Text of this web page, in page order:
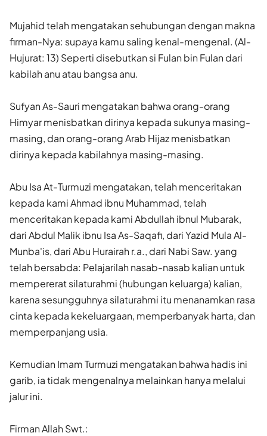
Mujahid telah mengatakan sehubungan dengan makna
firman-Nya: supaya kamu saling kenal-mengenal. (Al-
Hujurat: 13) Seperti disebutkan si Fulan bin Fulan dari
kabilah anu atau bangsa anu.
Sufyan As-Sauri mengatakan bahwa orang-orang
Himyar menisbatkan dirinya kepada sukunya masing-
masing, dan orang-orang Arab Hijaz menisbatkan
dirinya kepada kabilahnya masing-masing.
Abu Isa At-Turmuzi mengatakan, telah menceritakan
kepada kami Ahmad ibnu Muhammad, telah
menceritakan kepada kami Abdullah ibnul Mubarak,
dari Abdul Malik ibnu Isa As-Saqafi, dari Yazid Mula Al-
Munba'is, dari Abu Hurairah r.a., dari Nabi Saw. yang
telah bersabda: Pelajarilah nasab-nasab kalian untuk
mempererat silaturahmi (hubungan keluarga) kalian,
karena sesungguhnya silaturahmi itu menanamkan rasa
cinta kepada kekeluargaan, memperbanyak harta, dan
memperpanjang usia.
Kemudian Imam Turmuzi mengatakan bahwa hadis ini
garib, ia tidak mengenalnya melainkan hanya melalui
jalur ini.
Firman Allah Swt.: